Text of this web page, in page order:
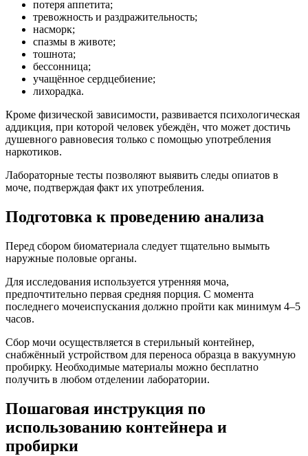
потеря аппетита;
тревожность и раздражительность;
насморк;
спазмы в животе;
тошнота;
бессонница;
учащённое сердцебиение;
лихорадка.
Кроме физической зависимости, развивается психологическая
аддикция, при которой человек убеждён, что может достичь
душевного равновесия только с помощью употребления
наркотиков.
Лабораторные тесты позволяют выявить следы опиатов в
моче, подтверждая факт их употребления.
Подготовка к проведению анализа
Перед сбором биоматериала следует тщательно вымыть
наружные половые органы.
Для исследования используется утренняя моча,
предпочтительно первая средняя порция. С момента
последнего мочеиспускания должно пройти как минимум 4–5
часов.
Сбор мочи осуществляется в стерильный контейнер,
снабжённый устройством для переноса образца в вакуумную
пробирку. Необходимые материалы можно бесплатно
получить в любом отделении лаборатории.
Пошаговая инструкция по
использованию контейнера и
пробирки